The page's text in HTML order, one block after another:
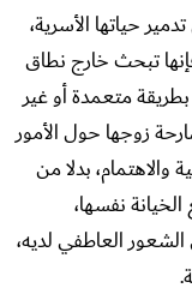
حياتها الأسرية،
تبحث خارج نطاق
بطريقة متعمدة أو غير
زوجها حول الأمور
بدلا من
نفسها،
العاطفي لديه،